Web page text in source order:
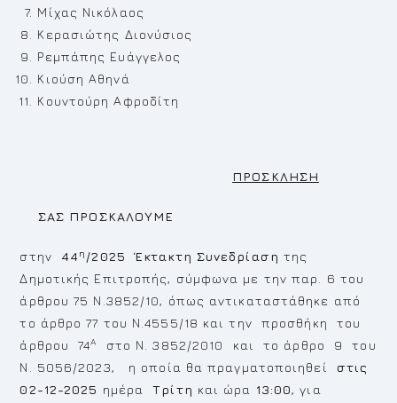
Μίχας Νικόλαος
Κερασιώτης Διονύσιος
Ρεμπάπης Ευάγγελος
Κιούση Αθηνά
Κουντούρη Αφροδίτη
ΠΡΟΣΚΛΗΣΗ
ΣΑΣ ΠΡΟΣΚΑΛΟΥΜΕ
στην 44 η /2025 Έκτακτη Συνεδρίαση της
Δημοτικής Επιτροπής, σύμφωνα με την παρ. 6 του
άρθρου 75 Ν.3852/10, όπως αντικαταστάθηκε από
το άρθρο 77 του Ν.4555/18 και την προσθήκη του
άρθρου 74Α
στο Ν. 3852/2010 και το άρθρο 9 του
Ν. 5056/2023, η οποία θα πραγματοποιηθεί
στις
02-12-2025 ημέρα Τρίτη και ώρα 13:00, για